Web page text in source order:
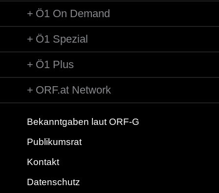
Ö1 On Demand
Ö1 Spezial
Ö1 Plus
ORF.at Network
Bekanntgaben laut ORF-G
Publikumsrat
Kontakt
Datenschutz